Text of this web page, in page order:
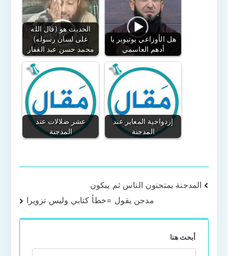
الحديث هو (قال الله
على لسان رسوله)
محمد حسن عبد الغفار
هل الأوزاعي يوتيوبر يا
أدهم العاسمي
عشر ضلالات عند
المدجنة
إزدواجية المعاير عند
المدجنة
تصفّح
المقالات
المدجنة يمتحنون الناس ثم يبكون
مدجن يقول =خطأ كتابي وليس تزويرا
أبحث هنا